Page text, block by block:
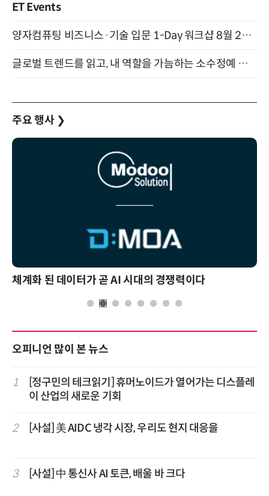
ET Events
양자컴퓨팅 비즈니스·기술 입문 1-Day 워크샵 8월 28일 개최
글로벌 트렌드를 읽고, 내 역할을 가늠하는 소수정예 실습 워크숍 (8/28)
주요 행사 ❯
체계화 된 데이터가 곧 AI 시대의 경쟁력이다
오피니언 많이 본 뉴스
1
[정구민의 테크읽기] 휴머노이드가 열어가는 디스플레
이 산업의 새로운 기회
2 [사설] 美 AIDC 냉각 시장, 우리도 현지 대응을
3 [사설] 中 통신사 AI 토큰, 배울 바 크다